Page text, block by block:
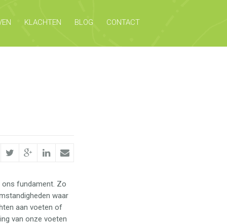
KLACHTEN BLOG CONTACT
ons fundament. Zo
waar
aan voeten of
van onze voeten